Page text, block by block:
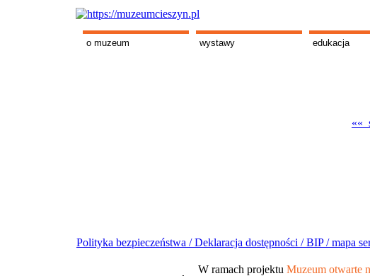
o muzeum wystawy edukacja
««
Polityka bezpieczeństwa /Deklaracja dostępności /BIP /mapa
W ramach projektu Muzeum otwarte